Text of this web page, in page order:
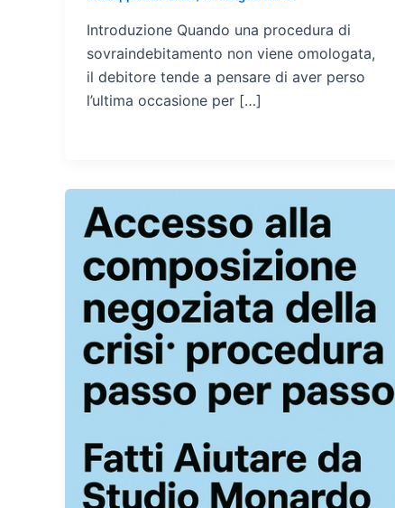
Introduzione Quando una procedura di
sovraindebitamento non viene omologata,
il debitore tende a pensare di aver perso
l’ultima occasione per […]